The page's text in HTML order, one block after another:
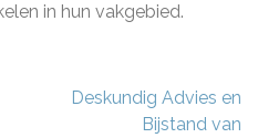
in hun vakgebied.
Deskundig Advies en
Bijstand van